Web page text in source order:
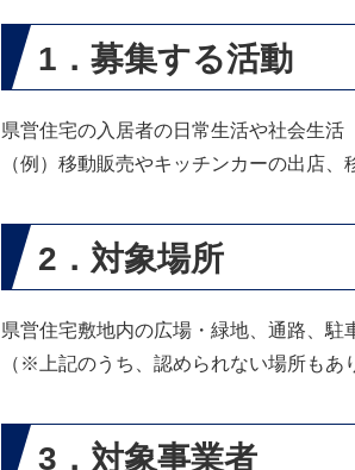
1．募集する活動
県営住宅の入居者の日常生活や社会生
（例）移動販売やキッチンカーの出店
2．対象場所
県営住宅敷地内の広場・緑地、通路、駐
（※上記のうち、認められない場所もあ
3．対象事業者